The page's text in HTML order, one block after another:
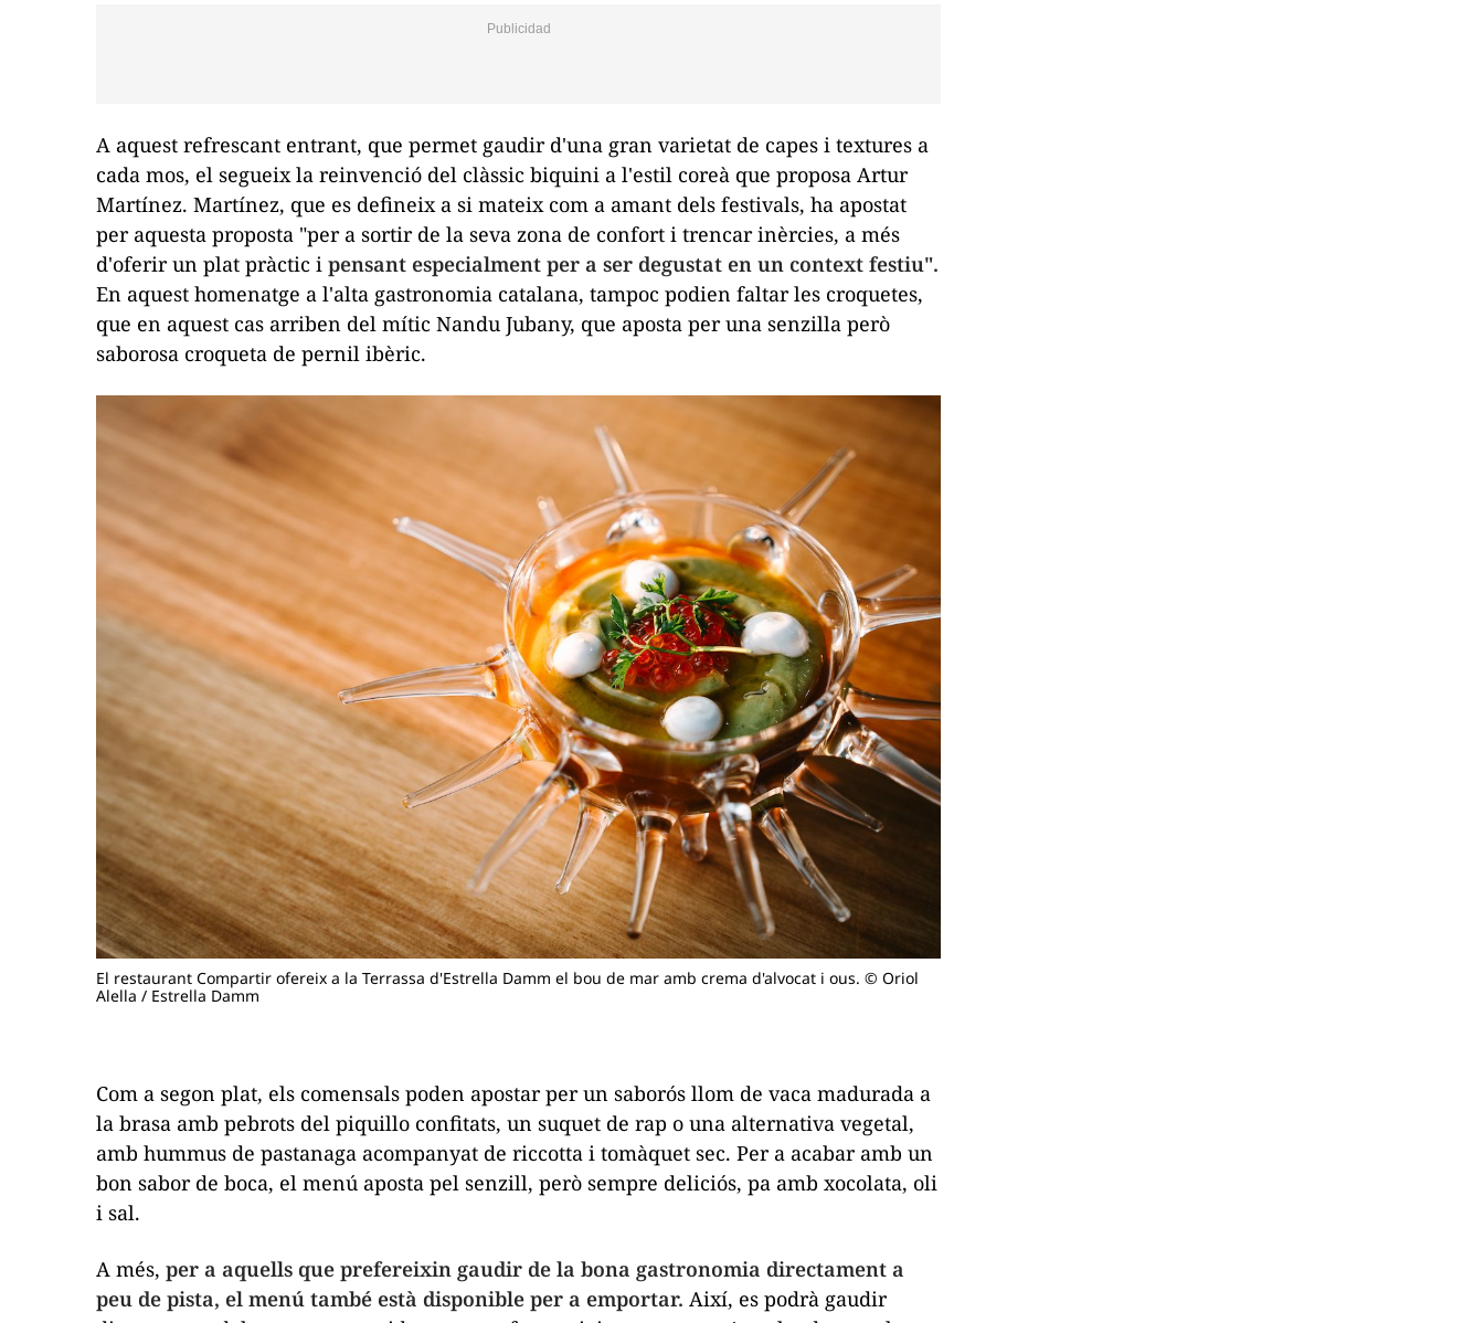
A aquest refrescant entrant, que permet gaudir d'una gran varietat de capes i textures a
cada mos, el segueix la reinvenció del clàssic biquini a l'estil coreà que proposa Artur
Martínez. Martínez, que es defineix a si mateix com a amant dels festivals, ha apostat
per aquesta proposta "per a sortir de la seva zona de confort i trencar inèrcies, a més
d'oferir un plat pràctic i pensant especialment per a ser degustat en un context festiu".
En aquest homenatge a l'alta gastronomia catalana, tampoc podien faltar les croquetes,
que en aquest cas arriben del mític Nandu Jubany, que aposta per una senzilla però
saborosa croqueta de pernil ibèric.
El restaurant Compartir ofereix a la Terrassa d'Estrella Damm el bou de mar amb crema d'alvocat i ous. © Oriol
Alella / Estrella Damm
Com a segon plat, els comensals poden apostar per un saborós llom de vaca madurada a
la brasa amb pebrots del piquillo confitats, un suquet de rap o una alternativa vegetal,
amb hummus de pastanaga acompanyat de riccotta i tomàquet sec. Per a acabar amb un
bon sabor de boca, el menú aposta pel senzill, però sempre deliciós, pa amb xocolata, oli
i sal.
A més, per a aquells que prefereixin gaudir de la bona gastronomia directament a
peu de pista, el menú també està disponible per a emportar. Així, es podrà gaudir